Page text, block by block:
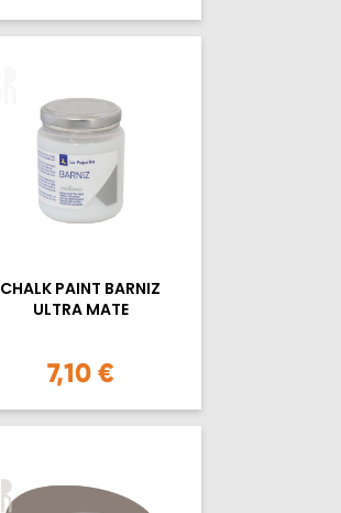
CHALK PAINT BARNIZ
ULTRA MATE
7,10 €